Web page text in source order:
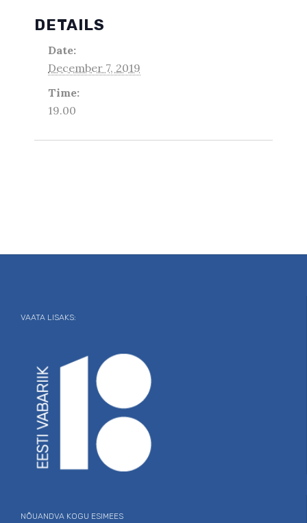
DETAILS
Date:
December 7, 2019
Time:
19.00
VAATA LISAKS:
NÕUANDVA KOGU ESIMEES